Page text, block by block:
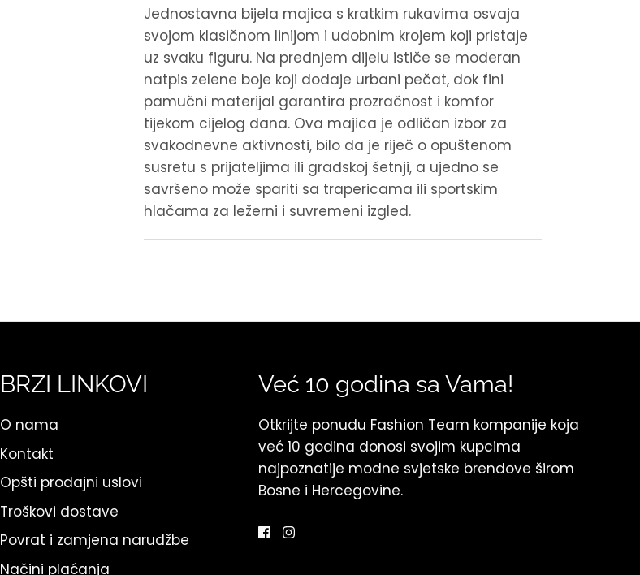
Jednostavna bijela majica s kratkim rukavima osvaja
svojom klasičnom linijom i udobnim krojem koji pristaje
uz svaku figuru. Na prednjem dijelu ističe se moderan
natpis zelene boje koji dodaje urbani pečat, dok fini
pamučni materijal garantira prozračnost i komfor
tijekom cijelog dana. Ova majica je odličan izbor za
svakodnevne aktivnosti, bilo da je riječ o opuštenom
susretu s prijateljima ili gradskoj šetnji, a ujedno se
savršeno može spariti sa trapericama ili sportskim
hlačama za ležerni i suvremeni izgled.
BRZI LINKOVI
O nama
Kontakt
Opšti prodajni uslovi
Troškovi dostave
Povrat i zamjena narudžbe
Načini plaćanja
Već 10 godina sa Vama!
Otkrijte ponudu Fashion Team kompanije koja
već 10 godina donosi svojim kupcima
najpoznatije modne svjetske brendove širom
Bosne i Hercegovine.